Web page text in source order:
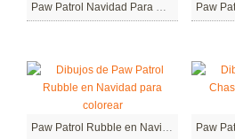
Paw Patrol Navidad Para Niños
Paw Patrol Rubble en Navidad